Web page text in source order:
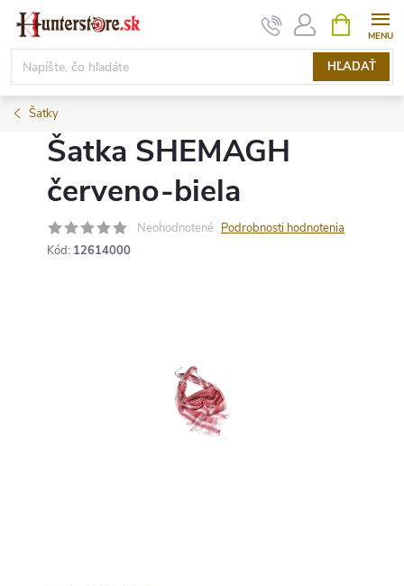
Prejsť
obsah
HĽADAŤ
KOŠÍK
Šatky
Šatka SHEMAGH
červeno-biela
Neohodnotené Podrobnosti hodnotenia
Kód: 12614000